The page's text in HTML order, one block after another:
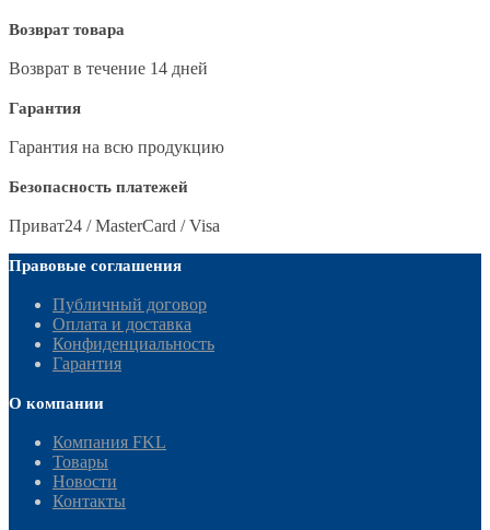
Возврат товара
Возврат в течение 14 дней
Гарантия
Гарантия на всю продукцию
Безопасность платежей
Приват24 / MasterCard / Visa
Правовые соглашения
Публичный договор
Оплата и доставка
Конфиденциальность
Гарантия
О компании
Компания FKL
Товары
Новости
Контакты